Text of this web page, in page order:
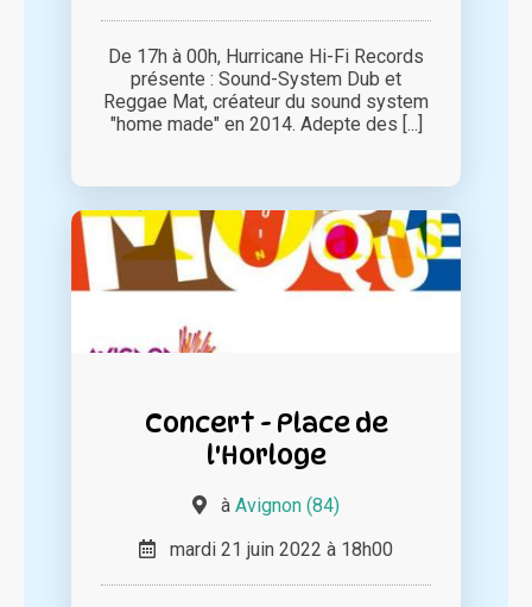
De 17h à 00h, Hurricane Hi-Fi Records
présente : Sound-System Dub et
Reggae Mat, créateur du sound system
"home made" en 2014. Adepte des [...]
Concert - Place de
l'Horloge
à Avignon (84)
mardi 21 juin 2022 à 18h00